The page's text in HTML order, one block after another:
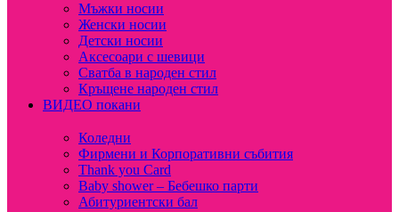
Мъжки носии
Женски носии
Детски носии
Аксесоари с шевици
Сватба в народен стил
Кръщене народен стил
ВИДЕО покани
Коледни
Фирмени и Корпоративни събития
Thank you Card
Baby shower – Бебешко парти
Абитуриентски бал